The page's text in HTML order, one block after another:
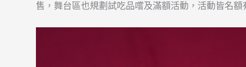
售，舞台區也規劃試吃品嚐及滿額活動，活動皆名額